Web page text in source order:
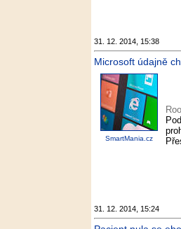
31. 12. 2014, 15:38
Microsoft údajně
SmartMania.cz
31. 12. 2014, 15:24